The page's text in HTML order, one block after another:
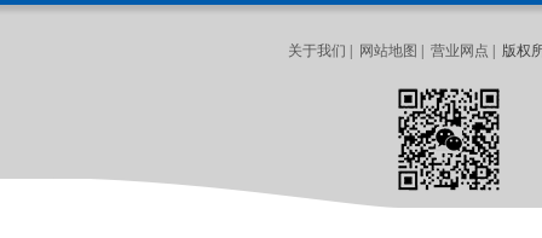
关于我们 网站地图 营业网点 | 版权